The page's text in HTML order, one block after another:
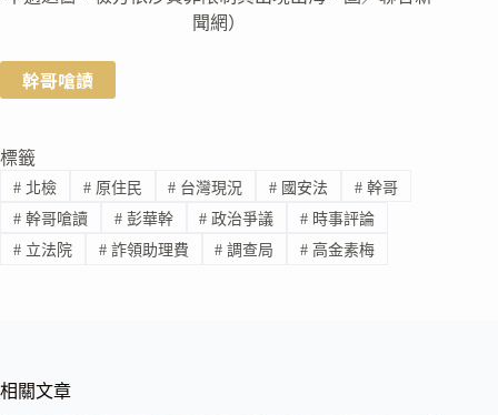
聞網）
幹哥嗆讀
標籤
#北檢 #原住民 # 台灣現況 # 國安法 # 幹哥
#幹哥嗆讀 #彭華幹 # 政治爭議 # 時事評論
#立法院 #詐領助理費 # 調查局 # 高金素梅
相關文章